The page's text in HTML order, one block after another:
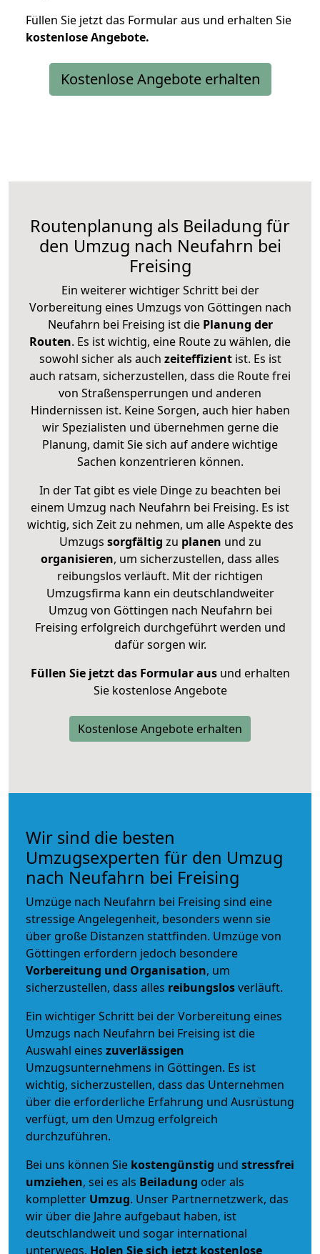
Füllen Sie jetzt das Formular aus und erhalten Sie
kostenloseAngebote.
Kostenlose Angebote erhalten
Routenplanung als Beiladung für
den Umzug nach Neufahrn bei
Freising
Ein weiterer wichtiger Schritt bei der
Vorbereitung eines Umzugs von Göttingen nach
Neufahrn bei Freising ist diePlanung der
Routen. Es ist wichtig, eine Route zu wählen, die
sowohl sicher als auch zeiteffizientist. Es ist
auch ratsam, sicherzustellen, dass die Route frei
von Straßensperrungen und anderen
Hindernissen ist. Keine Sorgen, auch hier haben
wir Spezialisten und übernehmen gerne die
Planung, damit Sie sich auf andere wichtige
Sachen konzentrieren können.
In der Tat gibt es viele Dinge zu beachten bei
einem Umzug nach Neufahrn bei Freising. Es ist
wichtig, sich Zeit zu nehmen, um alle Aspekte des
Umzugs sorgfältig zu planen und zu
organisieren, um sicherzustellen, dass alles
reibungslos verläuft. Mit der richtigen
Umzugsfirma kann ein deutschlandweiter
Umzug von Göttingen nach Neufahrn bei
Freising erfolgreich durchgeführt werden und
dafür sorgen wir.
Füllen Sie jetzt das Formular ausund erhalten
Sie kostenlose Angebote
Kostenlose Angebote erhalten
Wir sind die besten
Umzugsexperten für den Umzug
nach Neufahrn bei Freising
Umzüge nach Neufahrn bei Freising sind eine
stressige Angelegenheit, besonders wenn sie
über große Distanzen stattfinden. Umzüge von
Göttingen erfordern jedoch besondere
Vorbereitung und Organisation, um
sicherzustellen, dass alles reibungslosverläuft.
Ein wichtiger Schritt bei der Vorbereitung eines
Umzugs nach Neufahrn bei Freising ist die
Auswahl eines zuverlässigen
Umzugsunternehmens in Göttingen. Es ist
wichtig, sicherzustellen, dass das Unternehmen
über die erforderliche Erfahrung und Ausrüstung
verfügt, um den Umzug erfolgreich
durchzuführen.
Bei uns können Sie kostengünstig und stressfrei
umziehen, sei es als Beiladung oder als
kompletter Umzug. Unser Partnernetzwerk, das
wir über die Jahre aufgebaut haben, ist
deutschlandweit und sogar international
unterwegs. Holen Sie sich jetzt kostenlose